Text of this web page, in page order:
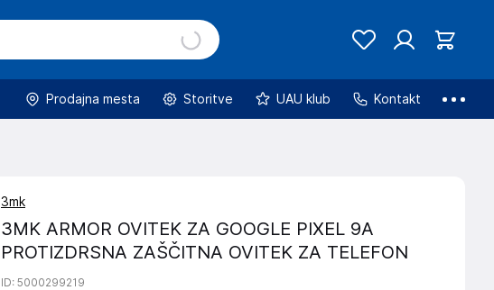
Prodajna mesta Storitve UAU klub Kontakt
3mk
3MK ARMOR OVITEK ZA GOOGLE PIXEL 9A
PROTIZDRSNA ZAŠČITNA OVITEK ZA TELEFON
ID: 5000299219